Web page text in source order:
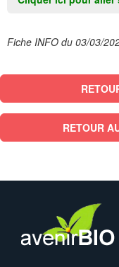
Fiche INFO du 03/03/
RETOUR